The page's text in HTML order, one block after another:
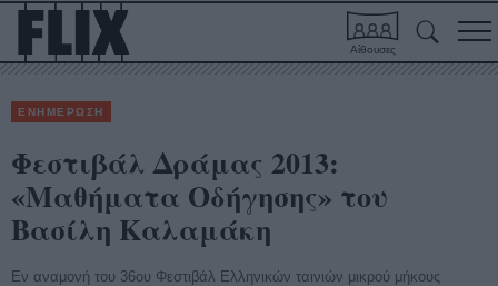
Αίθουσες
ΕΝΗΜΕΡΩΣΗ
Φεστιβάλ Δράμας 2013:
«Μαθήματα Οδήγησης» του
Βασίλη Καλαμάκη
Εν αναμονή του 36ου Φεστιβάλ Ελληνικών ταινιών μικρού μήκους